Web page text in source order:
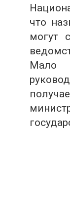
что
могут
Мало